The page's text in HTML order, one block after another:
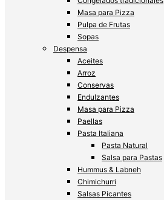
Masa para Pizza
Pulpa de Frutas
Sopas
Despensa
Aceites
Arroz
Conservas
Endulzantes
Masa para Pizza
Paellas
Pasta Italiana
Pasta Natural
Salsa para Pastas
Hummus & Labneh
Chimichurri
Salsas Picantes